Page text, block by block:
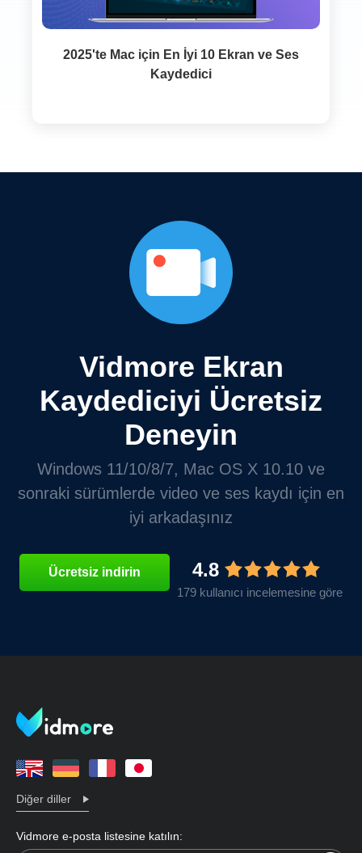
2025'te Mac için En İyi 10 Ekran ve Ses
Kaydedici
Vidmore Ekran
Kaydediciyi Ücretsiz
Deneyin
Windows 11/10/8/7, Mac OS X 10.10 ve
sonraki sürümlerde video ve ses kaydı için en
iyi arkadaşınız
Ücretsiz indirin 4.8
179 kullanıcı incelemesine göre
Diğer diller
Vidmore e-posta listesine katılın: